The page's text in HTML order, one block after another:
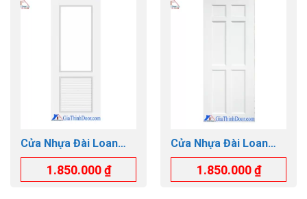
Cửa Nhựa Đài Loan
GTD.YW-48
1.850.000₫
Cửa Nhựa Đài Loan
GTD.YW-40
1.850.000₫